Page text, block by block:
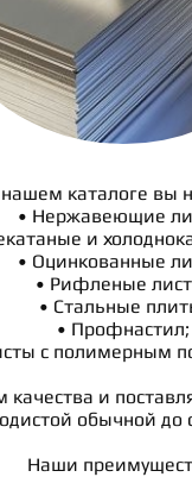
каталоге вы
• Нержавеющие
и
• Оцинкованные
• Рифленые
• Стальные
• Профнастил;
с полимерным
качества и
обычной до
Наши